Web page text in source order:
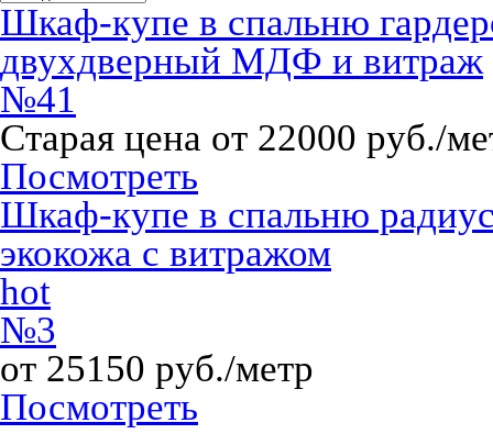
Шкаф-купе в спальню
двухдверный МДФ и витраж
№41
Старая цена от 22000 руб./
Посмотреть
Шкаф-купе в спальню
экокожа с витражом
hot
№3
от 25150 руб./метр
Посмотреть